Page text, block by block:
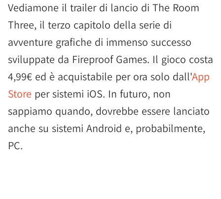
Vediamone il trailer di lancio di The Room
Three, il terzo capitolo della serie di
avventure grafiche di immenso successo
sviluppate da Fireproof Games. Il gioco costa
4,99€ ed è acquistabile per ora solo dall'App
Store per sistemi iOS. In futuro, non
sappiamo quando, dovrebbe essere lanciato
anche su sistemi Android e, probabilmente,
PC.